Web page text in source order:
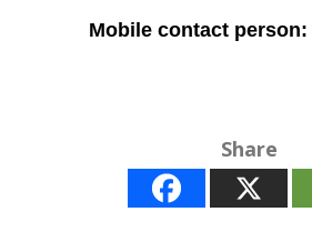
Mobile contact person:
Share